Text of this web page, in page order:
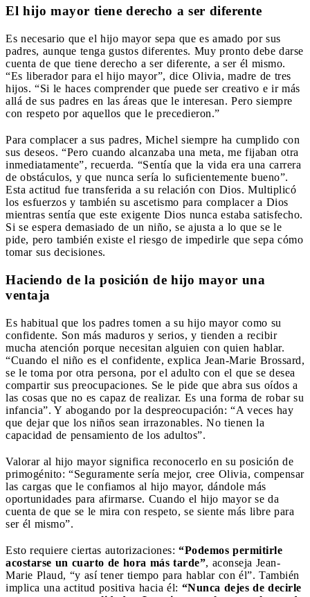
El hijo mayor tiene derecho a ser diferente
Es necesario que el hijo mayor sepa que es amado por sus
padres, aunque tenga gustos diferentes. Muy pronto debe darse
cuenta de que tiene derecho a ser diferente, a ser él mismo.
“Es liberador para el hijo mayor”, dice Olivia, madre de tres
hijos. “Si le haces comprender que puede ser creativo e ir más
allá de sus padres en las áreas que le interesan. Pero siempre
con respeto por aquellos que le precedieron.”
Para complacer a sus padres, Michel siempre ha cumplido con
sus deseos. “Pero cuando alcanzaba una meta, me fijaban otra
inmediatamente”, recuerda. “Sentía que la vida era una carrera
de obstáculos, y que nunca sería lo suficientemente bueno”.
Esta actitud fue transferida a su relación con Dios. Multiplicó
los esfuerzos y también su ascetismo para complacer a Dios
mientras sentía que este exigente Dios nunca estaba satisfecho.
Si se espera demasiado de un niño, se ajusta a lo que se le
pide, pero también existe el riesgo de impedirle que sepa cómo
tomar sus decisiones.
Haciendo de la posición de hijo mayor una
ventaja
Es habitual que los padres tomen a su hijo mayor como su
confidente. Son más maduros y serios, y tienden a recibir
mucha atención porque necesitan alguien con quien hablar.
“Cuando el niño es el confidente, explica Jean-Marie Brossard,
se le toma por otra persona, por el adulto con el que se desea
compartir sus preocupaciones. Se le pide que abra sus oídos a
las cosas que no es capaz de realizar. Es una forma de robar su
infancia”. Y abogando por la despreocupación: “A veces hay
que dejar que los niños sean irrazonables. No tienen la
capacidad de pensamiento de los adultos”.
Valorar al hijo mayor significa reconocerlo en su posición de
primogénito: “Seguramente sería mejor, cree Olivia, compensar
las cargas que le confiamos al hijo mayor, dándole más
oportunidades para afirmarse. Cuando el hijo mayor se da
cuenta de que se le mira con respeto, se siente más libre para
ser él mismo”.
Esto requiere ciertas autorizaciones: “Podemos permitirle
acostarse un cuarto de hora más tarde”, aconseja Jean-
Marie Plaud, “y así tener tiempo para hablar con él”. También
implica una actitud positiva hacia él: “Nunca dejes de decirle